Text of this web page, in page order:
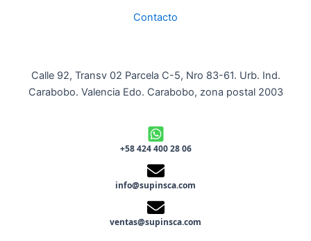
Contacto
Calle 92, Transv 02 Parcela C-5, Nro 83-61. Urb. Ind.
Carabobo. Valencia Edo. Carabobo, zona postal 2003
+58 424 400 28 06
info@supinsca.com
ventas@supinsca.com